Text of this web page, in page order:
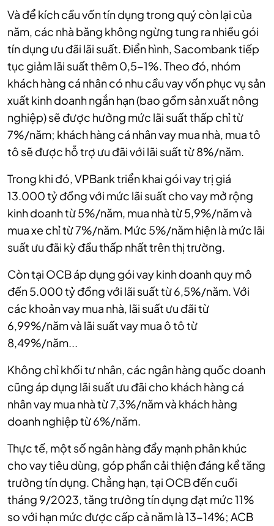
Và để kích cầu vốn tín dụng trong quý còn lại của
năm, các nhà băng không ngừng tung ra nhiều gói
tín dụng ưu đãi lãi suất. Điển hình, Sacombank tiếp
tục giảm lãi suất thêm 0,5-1%. Theo đó, nhóm
khách hàng cá nhân có nhu cầu vay vốn phục vụ sản
xuất kinh doanh ngắn hạn (bao gồm sản xuất nông
nghiệp) sẽ được hưởng mức lãi suất thấp chỉ từ
7%/năm; khách hàng cá nhân vay mua nhà, mua tô
tô sẽ được hỗ trợ ưu đãi với lãi suất từ 8%/năm.
Trong khi đó, VPBank triển khai gói vay trị giá
13.000 tỷ đồng với mức lãi suất cho vay mở rộng
kinh doanh từ 5%/năm, mua nhà từ 5,9%/năm và
mua xe chỉ từ 7%/năm. Mức 5%/năm hiện là mức lãi
suất ưu đãi kỳ đầu thấp nhất trên thị trường.
Còn tại OCB áp dụng gói vay kinh doanh quy mô
đến 5.000 tỷ đồng với lãi suất từ 6,5%/năm. Với
các khoản vay mua nhà, lãi suất ưu đãi từ
6,99%/năm và lãi suất vay mua ô tô từ
8,49%/năm...
Không chỉ khối tư nhân, các ngân hàng quốc doanh
cũng áp dụng lãi suất ưu đãi cho khách hàng cá
nhân vay mua nhà từ 7,3%/năm và khách hàng
doanh nghiệp từ 6%/năm.
Thực tế, một số ngân hàng đẩy mạnh phân khúc
cho vay tiêu dùng, góp phần cải thiện đáng kể tăng
trưởng tín dụng. Chẳng hạn, tại OCB đến cuối
tháng 9/2023, tăng trưởng tín dụng đạt mức 11%
so với hạn mức được cấp cả năm là 13-14%; ACB